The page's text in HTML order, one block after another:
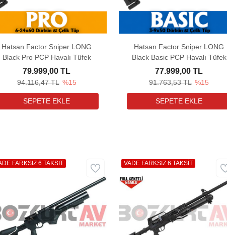
Hatsan Factor Sniper LONG
Black Pro PCP Havalı Tüfek
94.116,47 TL %15
79.999,00 TL
Hatsan Factor Sniper LONG
Black Basic PCP Havalı Tüfek
91.763,53 TL %15
77.999,00 TL
FARKSIZ 6 TAKSİT VADE FARKSIZ 6 TAKSİT